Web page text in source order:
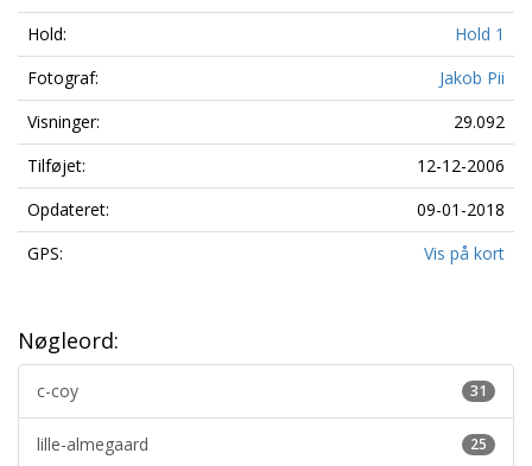
Hold:
Hold 1
Fotograf:
Jakob Pii
Visninger:
29.092
Tilføjet:
12-12-2006
Opdateret:
09-01-2018
GPS:
Vis på kort
Nøgleord:
31
c-coy
25
lille-almegaard